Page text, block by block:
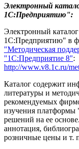
Электронный
1С:Предприятию":
Электронный
1С:Предприятию" в
"Методическая
"1С:Предприятие 8":
http://www.v8.1c.ru/
Каталог содержит
литературы и
рекомендуемых
изучения
решений на ее
аннотация,
розничные цены и т.